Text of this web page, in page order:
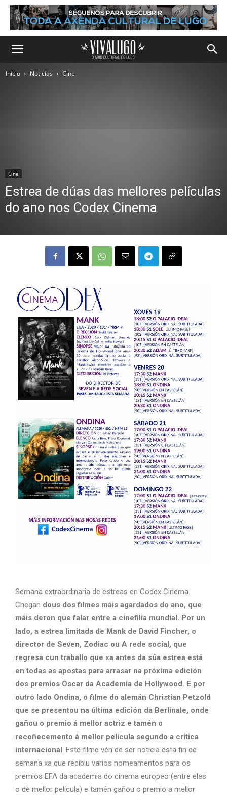
Inicio Noticias Cine
Cine
Estrea de dúas das mellores películas
do ano nos Codex Cinema
Semana extraordinaria de estreas en Codex Cinema.
Chegan dous dos filmes máis agardados do ano, que
máis deron que falar entre a cinefilia mundial. Por un
lado, a estrea limitada de Mank de David Fincher, o
director de Seven, Zodiac ou A rede social, que
regresa cun traballo que xa antes da súa estrea está
en todas as apostas para arrasar na próxima edición
dos premios Oscar da Academia de Hollywood. E por
outro lado Ondina, o filme do alemán Christian Petzold
que se presentou na última edición da Berlinale, onde
gañou o premio á mellor actriz e tamén o
recoñecemento á mellor película segundo a crítica
internacional. Este filme vén de ser noticia esta fin de
semana xa que recibiu varios nomeamentos para os
premios EFA da academia do cinema europeo (entre eles
o de mellor película) e tamén gañou o premio a mellor